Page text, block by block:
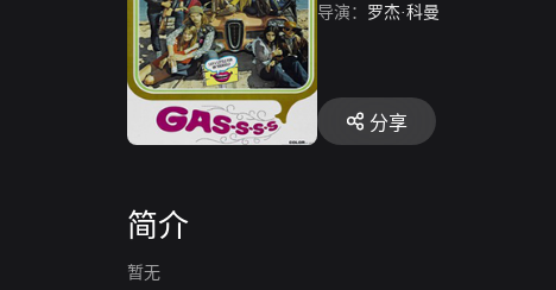
导演： 罗杰·科曼
分享
简介
暂无